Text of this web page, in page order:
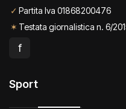
✓ Partita Iva 01868200476
✶ Testata giornalistica n. 6/
f
Sport